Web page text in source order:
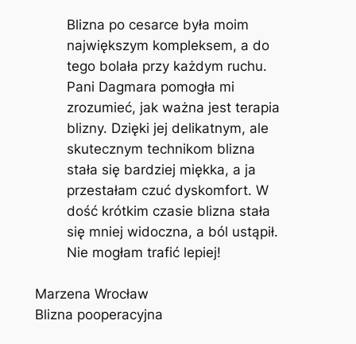
Blizna po cesarce była moim
największym kompleksem, a do
tego bolała przy każdym ruchu.
Pani Dagmara pomogła mi
zrozumieć, jak ważna jest terapia
blizny. Dzięki jej delikatnym, ale
skutecznym technikom blizna
stała się bardziej miękka, a ja
przestałam czuć dyskomfort. W
dość krótkim czasie blizna stała
się mniej widoczna, a ból ustąpił.
Nie mogłam trafić lepiej!
Marzena Wrocław
Blizna pooperacyjna